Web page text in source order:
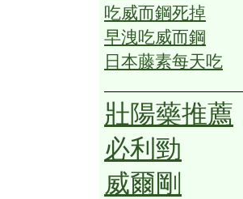
吃威而鋼死掉
早洩吃威而鋼
日本藤素每天吃
壯陽藥推薦
必利勁
威爾剛